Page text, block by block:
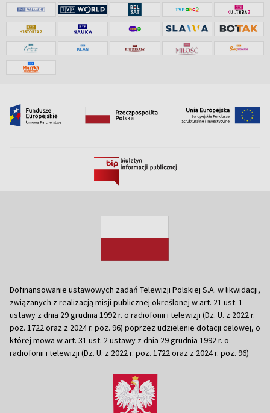
Dofinansowanie ustawowych zadań Telewizji Polskiej S.A. w likwidacji,
związanych z realizacją misji publicznej określonej w art. 21 ust. 1
ustawy z dnia 29 grudnia 1992 r. o radiofonii i telewizji (Dz. U. z 2022 r.
poz. 1722 oraz z 2024 r. poz. 96) poprzez udzielenie dotacji celowej, o
której mowa w art. 31 ust. 2 ustawy z dnia 29 grudnia 1992 r. o
radiofonii i telewizji (Dz. U. z 2022 r. poz. 1722 oraz z 2024 r. poz. 96)